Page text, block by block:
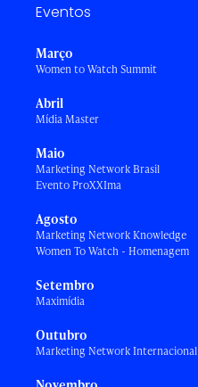
Eventos
Março
Women to Watch Summit
Abril
Mídia Master
Maio
Marketing Network Brasil
Evento ProXXIma
Agosto
Marketing Network Knowledge
Women To Watch - Homenagem
Setembro
Maximídia
Outubro
Marketing Network Internacional